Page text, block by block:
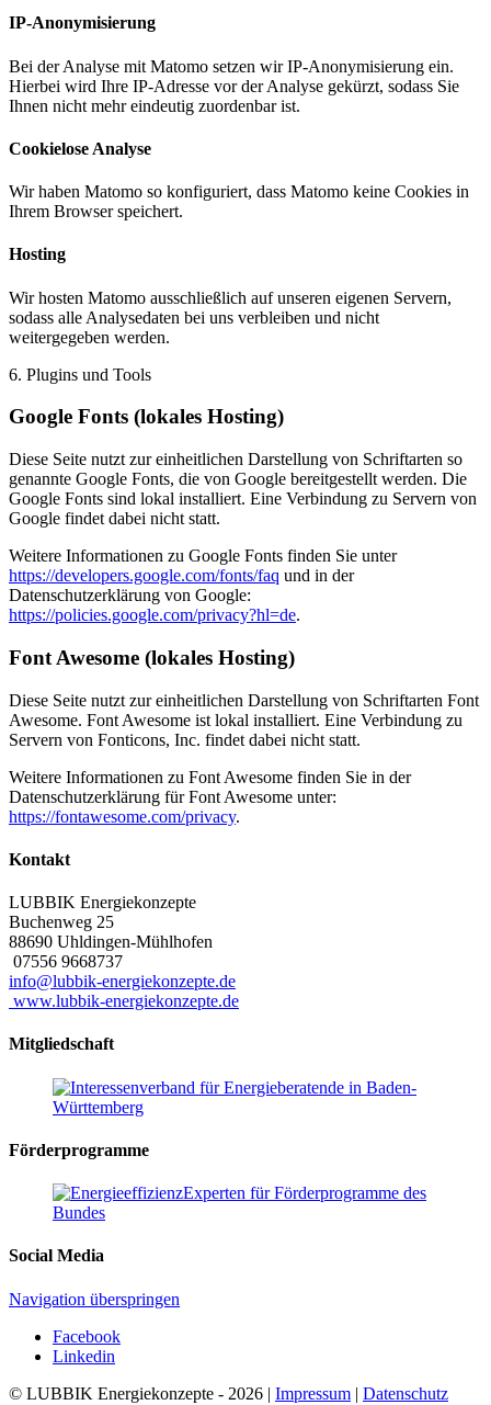
IP-Anonymisierung
Bei der Analyse mit Matomo setzen wir IP-Anonymisierung ein.
Hierbei wird Ihre IP-Adresse vor der Analyse gekürzt, sodass Sie
Ihnen nicht mehr eindeutig zuordenbar ist.
Cookielose Analyse
Wir haben Matomo so konfiguriert, dass Matomo keine Cookies in
Ihrem Browser speichert.
Hosting
Wir hosten Matomo ausschließlich auf unseren eigenen Servern,
sodass alle Analysedaten bei uns verbleiben und nicht
weitergegeben werden.
6. Plugins und Tools
Google Fonts (lokales Hosting)
Diese Seite nutzt zur einheitlichen Darstellung von Schriftarten so
genannte Google Fonts, die von Google bereitgestellt werden. Die
Google Fonts sind lokal installiert. Eine Verbindung zu Servern von
Google findet dabei nicht statt.
Weitere Informationen zu Google Fonts finden Sie unter
https://developers.google.com/fonts/faq und in der
Datenschutzerklärung von Google:
https://policies.google.com/privacy?hl=de.
Font Awesome (lokales Hosting)
Diese Seite nutzt zur einheitlichen Darstellung von Schriftarten Font
Awesome. Font Awesome ist lokal installiert. Eine Verbindung zu
Servern von Fonticons, Inc. findet dabei nicht statt.
Weitere Informationen zu Font Awesome finden Sie in der
Datenschutzerklärung für Font Awesome unter:
https://fontawesome.com/privacy.
Kontakt
LUBBIK Energiekonzepte
Buchenweg 25
88690 Uhldingen-Mühlhofen
07556 9668737
info@lubbik-energiekonzepte.de
www.lubbik-energiekonzepte.de
Mitgliedschaft
Förderprogramme
Social Media
Navigation überspringen
Facebook
Linkedin
© LUBBIK Energiekonzepte - 2026 | Impressum | Datenschutz